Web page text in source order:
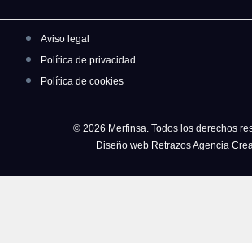
Aviso legal
Política de privacidad
Política de cookies
© 2026 Merfinsa. Todos los derechos
Diseño web Retrazos Agencia